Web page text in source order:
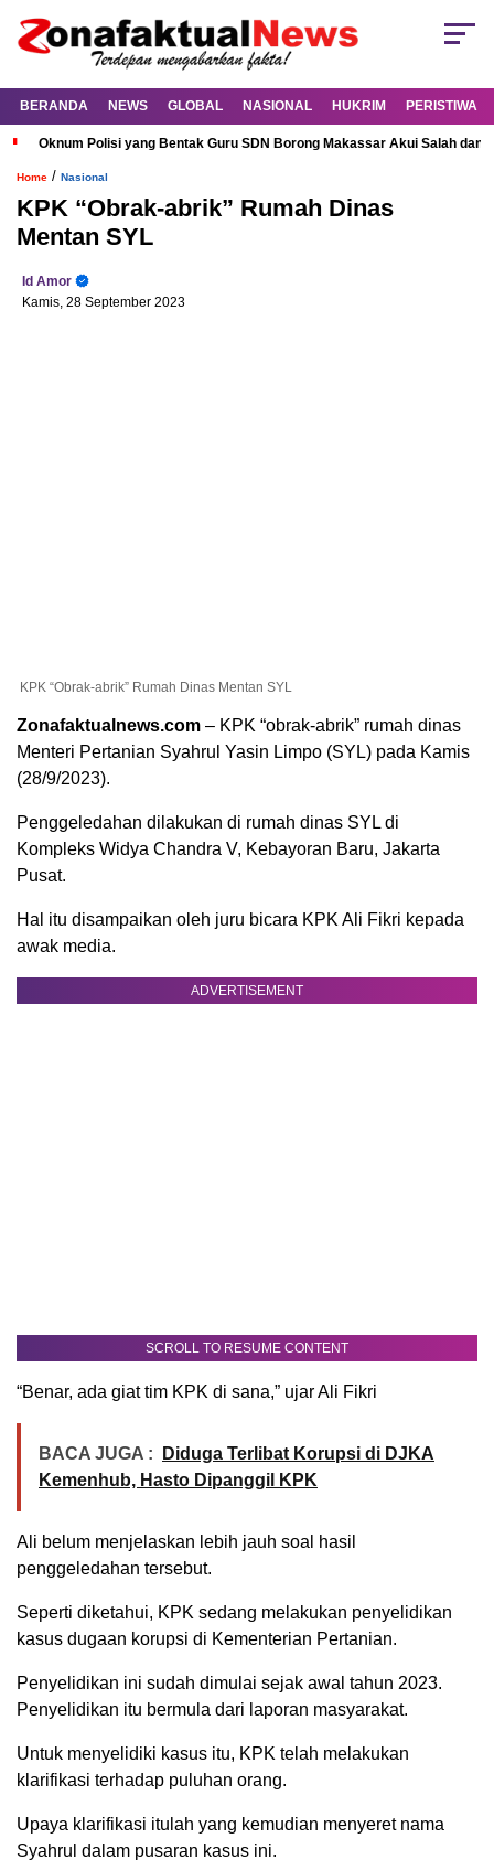
BERANDA NEWS GLOBAL NASIONAL HUKRIM PERISTIWA
Oknum Polisi yang Bentak Guru SDN Borong Makassar Akui Salah dan
Home / Nasional
KPK “Obrak-abrik” Rumah Dinas
Mentan SYL
Id Amor
Kamis, 28 September 2023
KPK “Obrak-abrik” Rumah Dinas Mentan SYL
Zonafaktualnews.com – KPK “obrak-abrik” rumah dinas
Menteri Pertanian Syahrul Yasin Limpo (SYL) pada Kamis
(28/9/2023).
Penggeledahan dilakukan di rumah dinas SYL di
Kompleks Widya Chandra V, Kebayoran Baru, Jakarta
Pusat.
Hal itu disampaikan oleh juru bicara KPK Ali Fikri kepada
awak media.
ADVERTISEMENT
SCROLL TO RESUME CONTENT
“Benar, ada giat tim KPK di sana,” ujar Ali Fikri
BACA JUGA :
Diduga Terlibat Korupsi di DJKA
Kemenhub, Hasto Dipanggil KPK
Ali belum menjelaskan lebih jauh soal hasil
penggeledahan tersebut.
Seperti diketahui, KPK sedang melakukan penyelidikan
kasus dugaan korupsi di Kementerian Pertanian.
Penyelidikan ini sudah dimulai sejak awal tahun 2023.
Penyelidikan itu bermula dari laporan masyarakat.
Untuk menyelidiki kasus itu, KPK telah melakukan
klarifikasi terhadap puluhan orang.
Upaya klarifikasi itulah yang kemudian menyeret nama
Syahrul dalam pusaran kasus ini.